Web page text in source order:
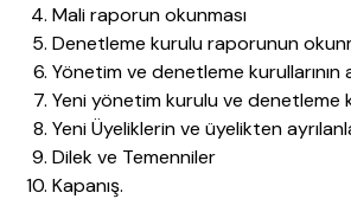
Mali raporun okunması
Denetleme kurulu raporunun
Yönetim ve denetleme kurullarının
Yeni yönetim kurulu ve denetleme
Yeni Üyeliklerin ve üyelikten
Dilek ve Temenniler
Kapanış.